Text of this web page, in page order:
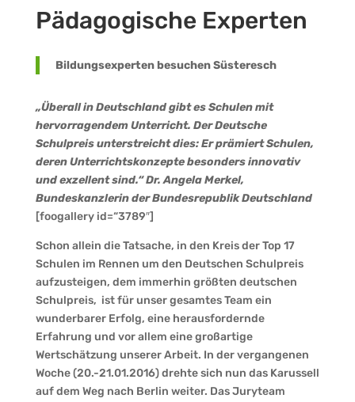
Pädagogische Experten
Bildungsexperten besuchen Süsteresch
„Überall in Deutschland gibt es Schulen mit
hervorragendem Unterricht. Der Deutsche
Schulpreis unterstreicht dies: Er prämiert Schulen,
deren Unterrichtskonzepte besonders innovativ
und exzellent sind.“ Dr. Angela Merkel,
Bundeskanzlerin der Bundesrepublik Deutschland
[foogallery id=“3789″]
Schon allein die Tatsache, in den Kreis der Top 17
Schulen im Rennen um den Deutschen Schulpreis
aufzusteigen, dem immerhin größten deutschen
Schulpreis, ist für unser gesamtes Team ein
wunderbarer Erfolg, eine herausfordernde
Erfahrung und vor allem eine großartige
Wertschätzung unserer Arbeit. In der vergangenen
Woche (20.-21.01.2016) drehte sich nun das Karussell
auf dem Weg nach Berlin weiter. Das Juryteam